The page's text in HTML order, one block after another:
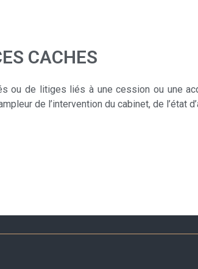
CACHES
de litiges liés à une cession ou une
de l’intervention du cabinet, de l’état